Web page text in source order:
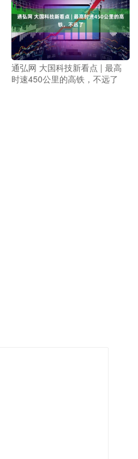
通弘网 大国科技新看点 | 最高
时速450公里的高铁，不远了